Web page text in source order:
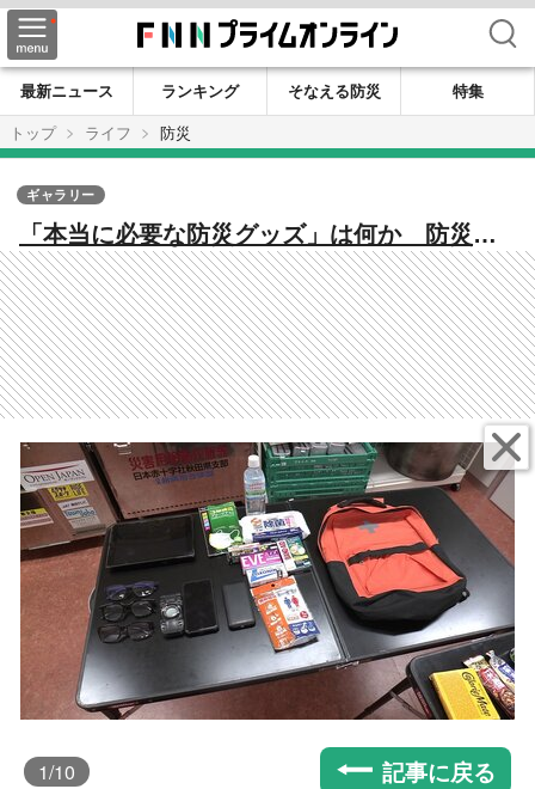
検索
最新ニュース ランキング そなえる防災
特集
トップ
ライフ 防災
「本当に必要な防災グッズ」は何か 防災の
日に見直す！コンパクトで身近な備えと自分
に必要なアイテムの選び方を専門家が解説
ギャラリー
1/10 記事に戻る